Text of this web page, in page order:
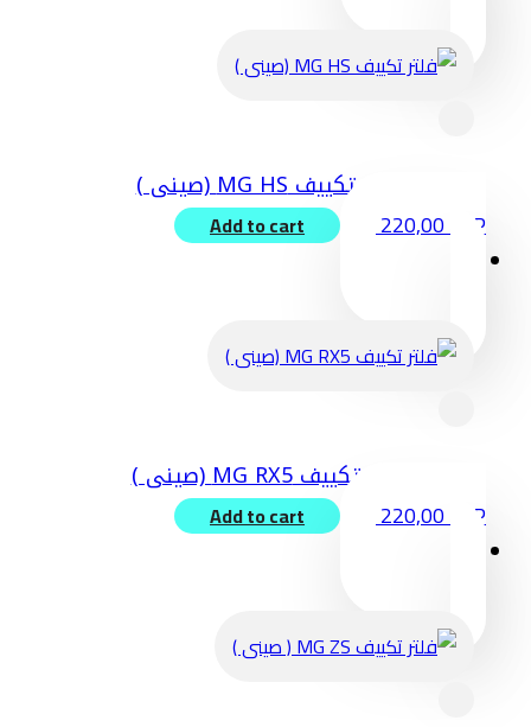
فلتر تكييف MG HS (صينى )
220,00EGP
Add to cart
فلتر تكييف MG RX5 (صينى )
220,00EGP
Add to cart